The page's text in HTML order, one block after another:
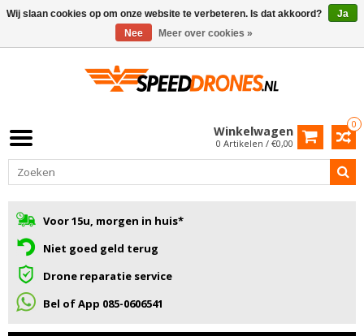
0
Winkelwagen
0 Artikelen / €0,00
Voor 15u, morgen in huis*
Niet goed geld terug
Drone reparatie service
Bel of App 085-0606541
Wij slaan cookies op om onze website te verbeteren. Is dat akkoord?
Ja
Nee
Meer over cookies »